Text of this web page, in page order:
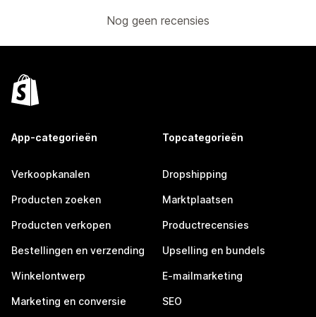
Nog geen recensies
App-categorieën
Verkoopkanalen
Producten zoeken
Producten verkopen
Bestellingen en verzending
Winkelontwerp
Marketing en conversie
Topcategorieën
Dropshipping
Marktplaatsen
Productrecensies
Upselling en bundels
E-mailmarketing
SEO